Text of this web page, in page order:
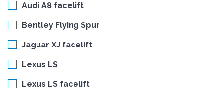
Audi A8 facelift
Bentley Flying Spur
Jaguar XJ facelift
Lexus LS
Lexus LS facelift